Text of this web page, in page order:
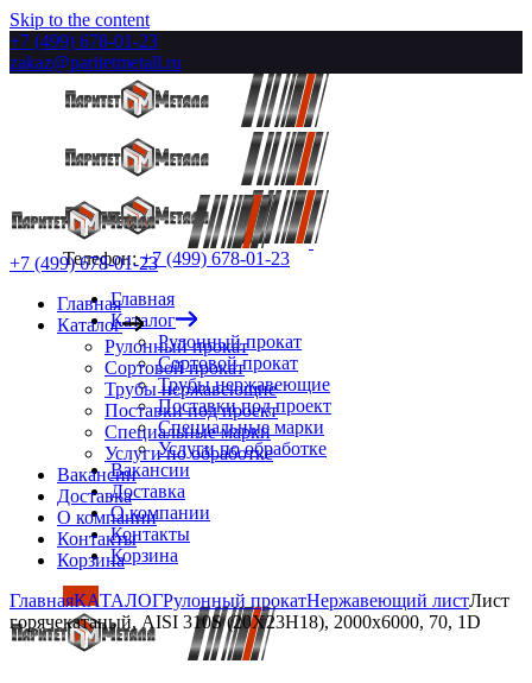
Skip to the content
+7 (499) 678-01-23
zakaz@paritetmetall.ru
Телефон:+7 (499) 678-01-23
Главная
Каталог
Рулонный прокат
Сортовой прокат
Трубы нержавеющие
Поставки под проект
Специальные марки
Услуги по обработке
Вакансии
Доставка
О компании
Контакты
Корзина
+7 (499) 678-01-23
Главная
Каталог
Рулонный прокат
Сортовой прокат
Трубы нержавеющие
Поставки под проект
Специальные марки
Услуги по обработке
Вакансии
Доставка
О компании
Контакты
Корзина
ГлавнаяКАТАЛОГРулонный прокатНержавеющий листЛист
горячекатаный, AISI 310S (20Х23Н18), 2000х6000, 70, 1D